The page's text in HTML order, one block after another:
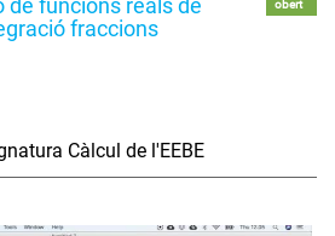
funcions reals de
fraccions
obert
Càlcul de l'EEBE